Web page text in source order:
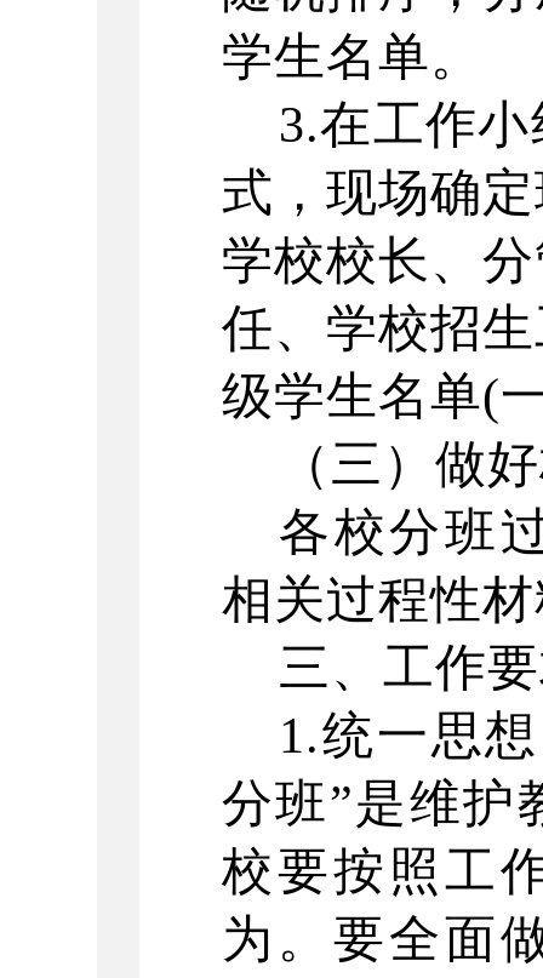
学生名单。
3.在工作
式，现场确
学校校长、
任、学校招
级学生名单(
（三）做
各校分班
相关过程性
三、工作
1.统一思
分班”是维护
校要按照工
为。要全面